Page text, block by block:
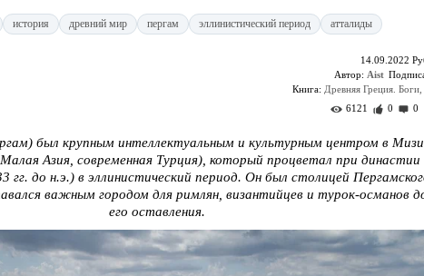
история древний мир пергам эллинистический период атталиды
14.09.2022
Автор: Aist
Книга: Древняя Греция.
6121
0 0
был крупным интеллектуальным и культурным центром в
Малая Азия, современная Турция), который процветал при династии
гг. до н.э.) в эллинистический период. Он был столицей
важным городом для римлян, византийцев и турок-османов
его оставления.